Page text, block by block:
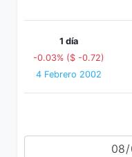
1 día
-0.03% ($ -0.72)
4 Febrero 2002